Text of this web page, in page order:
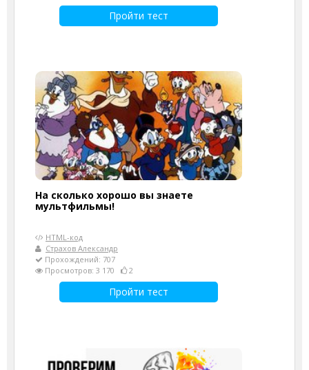
Пройти тест
На сколько хорошо вы знаете
мультфильмы!
HTML-код
Страхов Александр
Прохождений: 707
Просмотров: 3 170
2
Пройти тест